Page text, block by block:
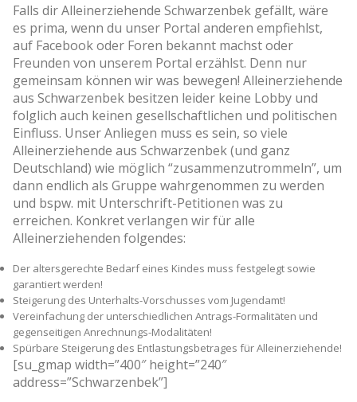
Falls dir Alleinerziehende Schwarzenbek gefällt, wäre
es prima, wenn du unser Portal anderen empfiehlst,
auf Facebook oder Foren bekannt machst oder
Freunden von unserem Portal erzählst. Denn nur
gemeinsam können wir was bewegen! Alleinerziehende
aus Schwarzenbek besitzen leider keine Lobby und
folglich auch keinen gesellschaftlichen und politischen
Einfluss. Unser Anliegen muss es sein, so viele
Alleinerziehende aus Schwarzenbek (und ganz
Deutschland) wie möglich “zusammenzutrommeln”, um
dann endlich als Gruppe wahrgenommen zu werden
und bspw. mit Unterschrift-Petitionen was zu
erreichen. Konkret verlangen wir für alle
Alleinerziehenden folgendes:
Der altersgerechte Bedarf eines Kindes muss festgelegt sowie
garantiert werden!
Steigerung des Unterhalts-Vorschusses vom Jugendamt!
Vereinfachung der unterschiedlichen Antrags-Formalitäten und
gegenseitigen Anrechnungs-Modalitäten!
Spürbare Steigerung des Entlastungsbetrages für Alleinerziehende!
[su_gmap width=”400″ height=”240″
address=”Schwarzenbek”]